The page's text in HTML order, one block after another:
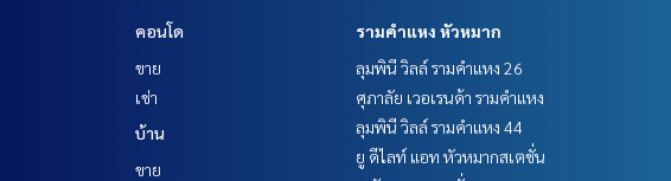
คอนโด
ขาย
เช่า
บ้าน
ขาย
รามคำแหง หัวหมาก
ลุมพินี วิลล์ รามคำแหง 26
ศุภาลัย เวอเรนด้า รามคำแหง
ลุมพินี วิลล์ รามคำแหง 44
ยู ดีไลท์ แอท หัวหมากสเตชั่น